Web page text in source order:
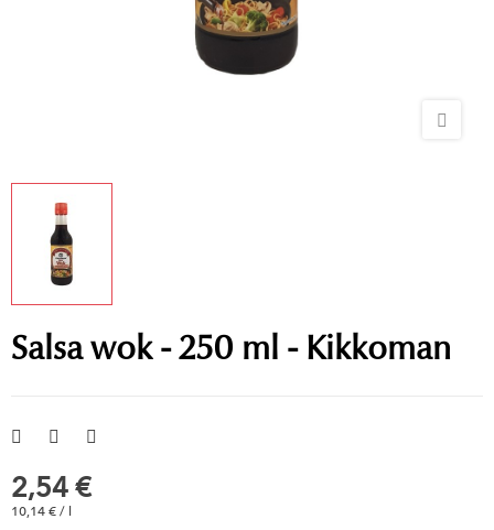
Salsa wok - 250 ml - Kikkoman
2,54 €
10,14 € / l